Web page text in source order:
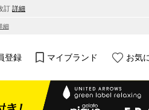
訂 詳細
細
登録 マイブランド お気